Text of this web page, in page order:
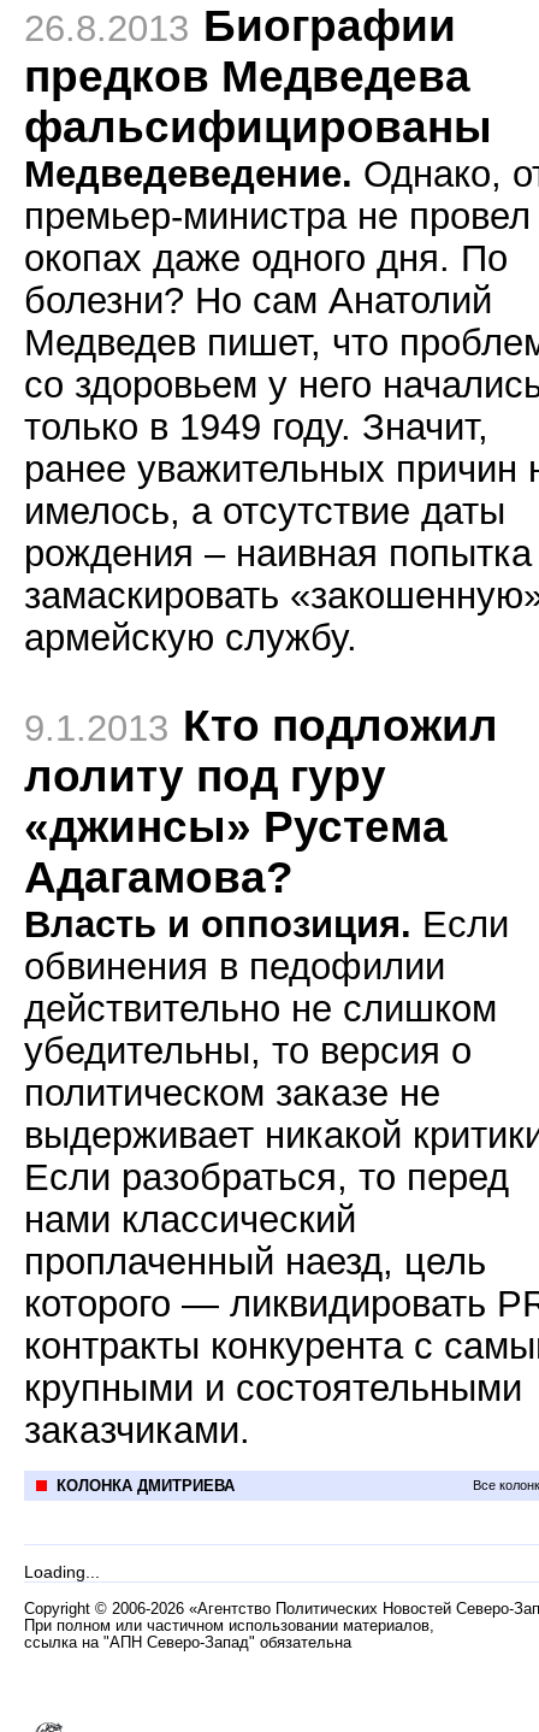
26.8.2013 Биографии
предков Медведева
фальсифицированы
Медведеведение. Однако,
премьер-министра не провел
окопах даже одного дня. По
болезни? Но сам Анатолий
Медведев пишет, что
со здоровьем у него
только в 1949 году. Значит,
ранее уважительных причин
имелось, а отсутствие даты
рождения – наивная попытка
замаскировать
армейскую службу.
9.1.2013 Кто подложил
лолиту под гуру
«джинсы» Рустема
Адагамова?
Власть и оппозиция. Если
обвинения в педофилии
действительно не слишком
убедительны, то версия о
политическом заказе не
выдерживает никакой
Если разобраться, то перед
нами классический
проплаченный наезд, цель
которого — ликвидировать
контракты конкурента с
крупными и состоятельными
заказчиками.
КОЛОНКА ДМИТРИЕВА Все
Loading...
Copyright © 2006-2026 «Агентство Политических Новостей Северо-
При полном или частичном использовании материалов,
ссылка на "АПН Северо-Запад" обязательна